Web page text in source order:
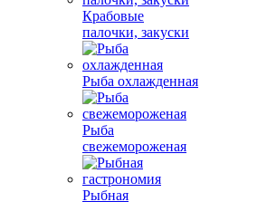
Крабовые
палочки, закуски
Рыба охлажденная
Рыба
свежемороженая
Рыбная